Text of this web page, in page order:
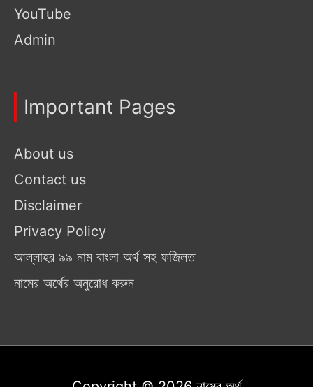
YouTube
Admin
Important Pages
About us
Contact us
Disclaimer
Privacy Policy
আল্লাহর ৯৯ নাম বাংলা অর্থ সহ ফজিলত
নামের অর্থের অনুরোধ করুন